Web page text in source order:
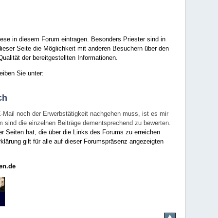
in diesem Forum eintragen. Besonders Priester sind in
Seite die Möglichkeit mit anderen Besuchern über den
der bereitgestellten Informationen.
Sie unter:
noch der Erwerbstätigkeit nachgehen muss, ist es mir
die einzelnen Beiträge dementsprechend zu bewerten.
Seiten hat, die über die Links des Forums zu erreichen
gilt für alle auf dieser Forumspräsenz angezeigten